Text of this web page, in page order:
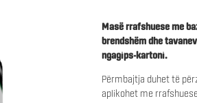
Masë rrafshuese me
brendshëm dhe
ngagips-kartoni.
Përmbajtja duhet të
aplikohet me